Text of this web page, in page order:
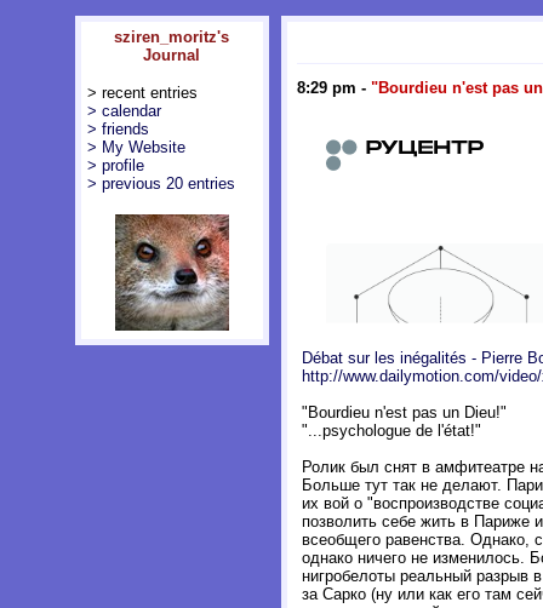
sziren_moritz's
Journal
> recent entries
> calendar
> friends
> My Website
> profile
> previous 20 entries
8:29 pm - "Bourdieu n'est pas
Débat sur les inégalités - Pierre
http://www.dailymotion.com/
"Bourdieu n'est pas un Dieu!"
"...psychologue de l'état!"
Ролик был снят в амфитеатре
Больше тут так не делают.
их вой о "воспроизводстве
позволить себе жить в Париже
всеобщего равенства. Однако,
однако ничего не изменилось.
нигробелоты реальный разрыв
за Сарко (ну или как его там